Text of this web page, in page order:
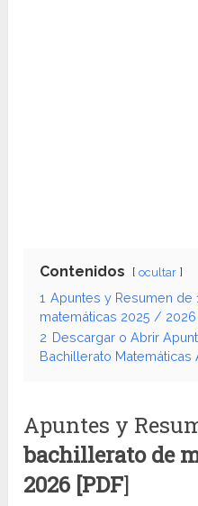
Contenidos ocultar
1 Apuntes y Resumen de
matemáticas 2025 / 2026
2 Descargar o Abrir
Bachillerato Matemáticas
Apuntes y
bachillerato de
2026 [PDF]